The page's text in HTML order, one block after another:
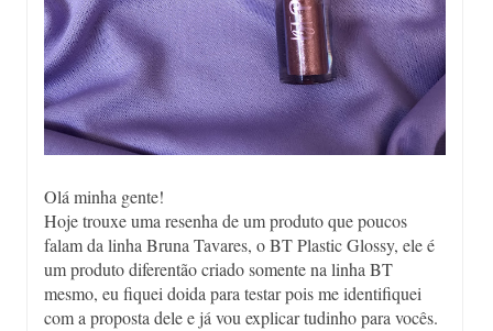
Olá minha gente!
Hoje trouxe uma resenha de um produto que poucos
falam da linha Bruna Tavares, o BT Plastic Glossy, ele é
um produto diferentão criado somente na linha BT
mesmo, eu fiquei doida para testar pois me identifiquei
com a proposta dele e já vou explicar tudinho para vocês.